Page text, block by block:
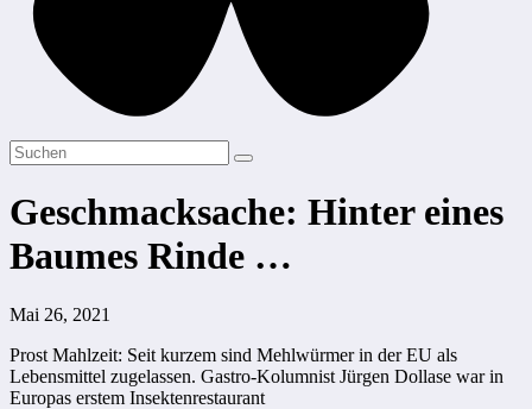
Geschmacksache: Hinter eines
Baumes Rinde …
Mai 26, 2021
Prost Mahlzeit: Seit kurzem sind Mehlwürmer in der EU als
Lebensmittel zugelassen. Gastro-Kolumnist Jürgen Dollase war in
Europas erstem Insektenrestaurant